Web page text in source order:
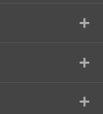
+
+
+